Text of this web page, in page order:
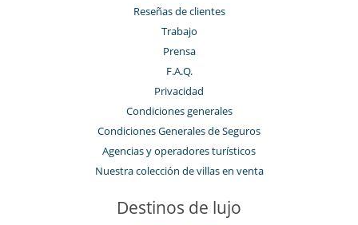
Reseñas de clientes
Trabajo
Prensa
F.A.Q.
Privacidad
Condiciones generales
Condiciones Generales de Seguros
Agencias y operadores turísticos
Nuestra colección de villas en venta
Destinos de lujo